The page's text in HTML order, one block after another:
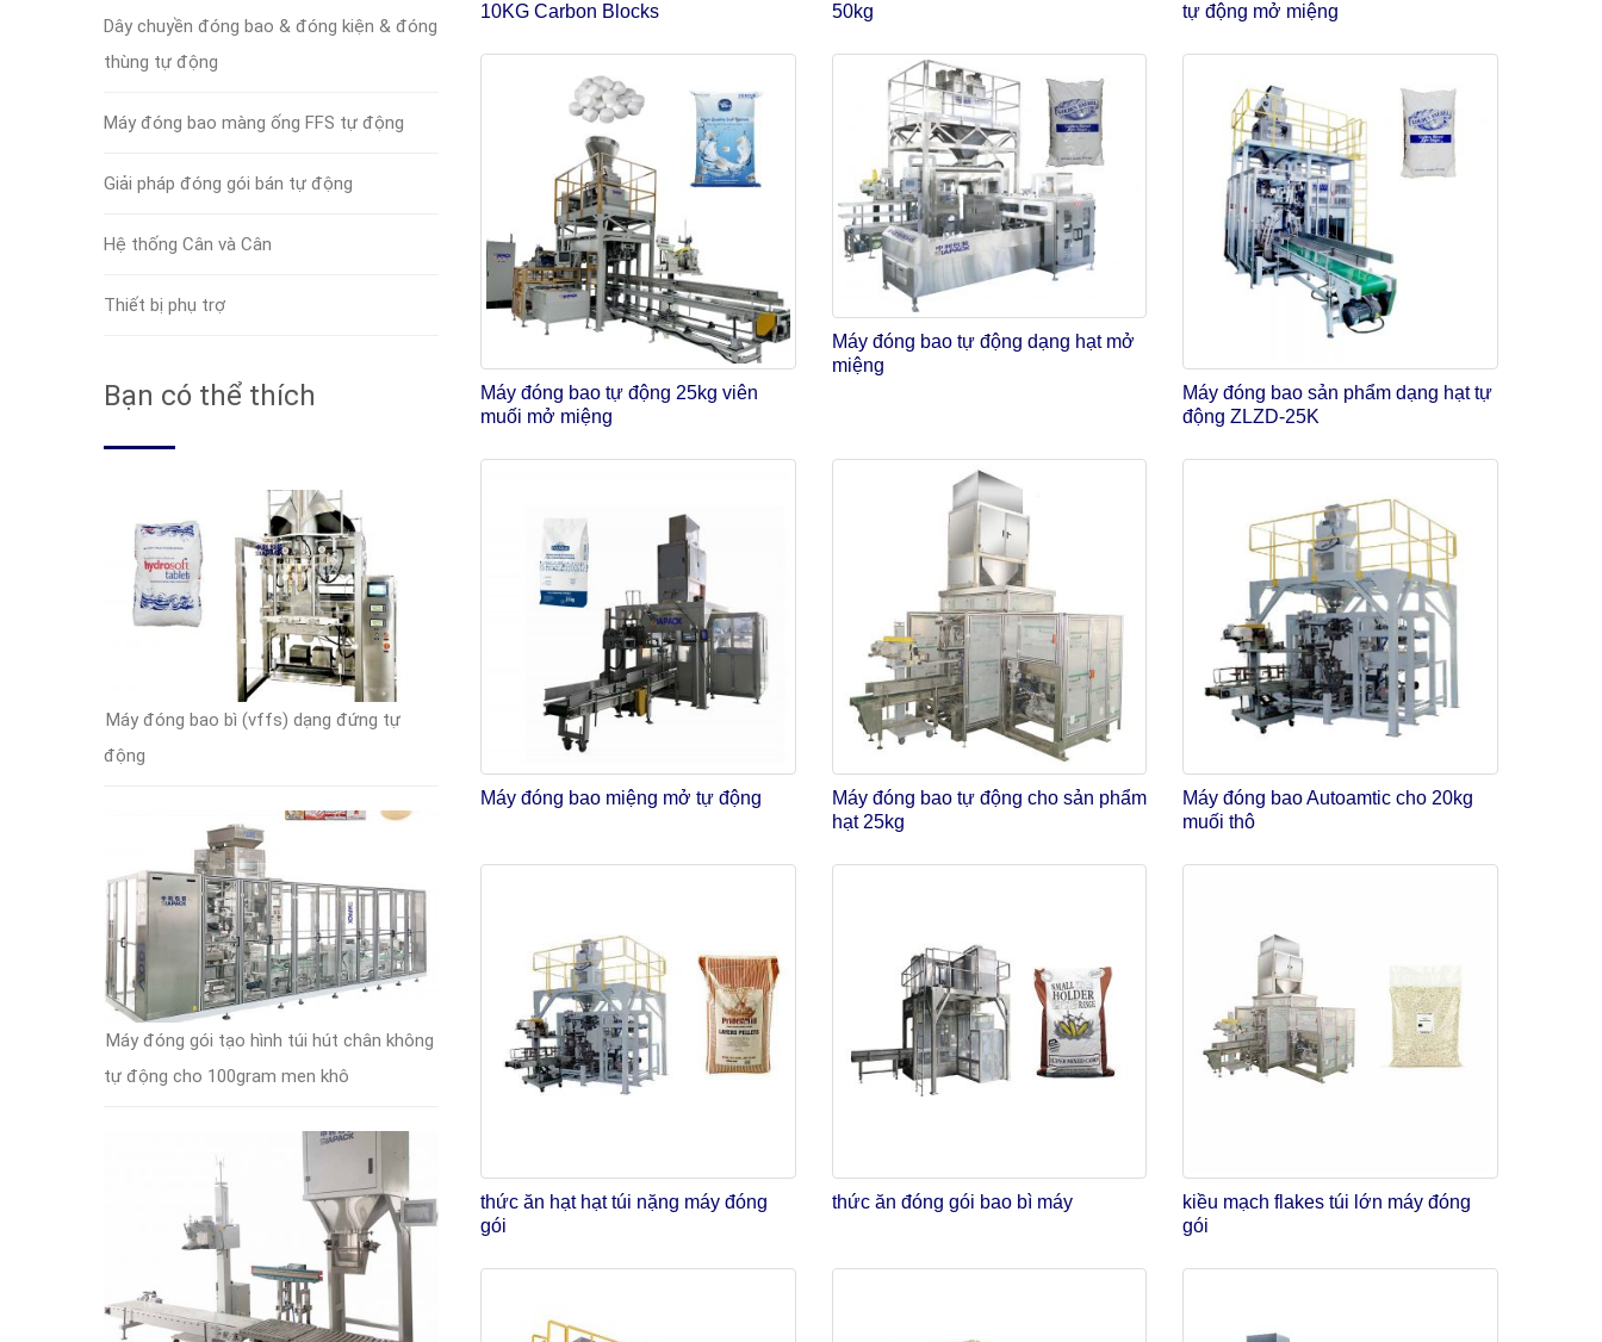
Dây chuyền đóng bao & đóng kiện & đóng
thùng tự động
Máy đóng bao màng ống FFS tự động
Giải pháp đóng gói bán tự động
Hệ thống Cân và Cân
Thiết bị phụ trợ
Bạn có thể thích
Máy đóng bao bì (vffs) dạng đứng tự
động
Máy đóng gói tạo hình túi hút chân không
tự động cho 100gram men khô
10KG Carbon Blocks
50kg
tự động mở miệng
Máy đóng bao tự động 25kg viên
muối mở miệng
Máy đóng bao tự động dạng hạt mở
miệng
Máy đóng bao sản phẩm dạng hạt tự
động ZLZD-25K
Máy đóng bao miệng mở tự động
Máy đóng bao tự động cho sản phẩm
hạt 25kg
Máy đóng bao Autoamtic cho 20kg
muối thô
thức ăn hạt hạt túi nặng máy đóng
gói
thức ăn đóng gói bao bì máy
kiều mạch flakes túi lớn máy đóng
gói